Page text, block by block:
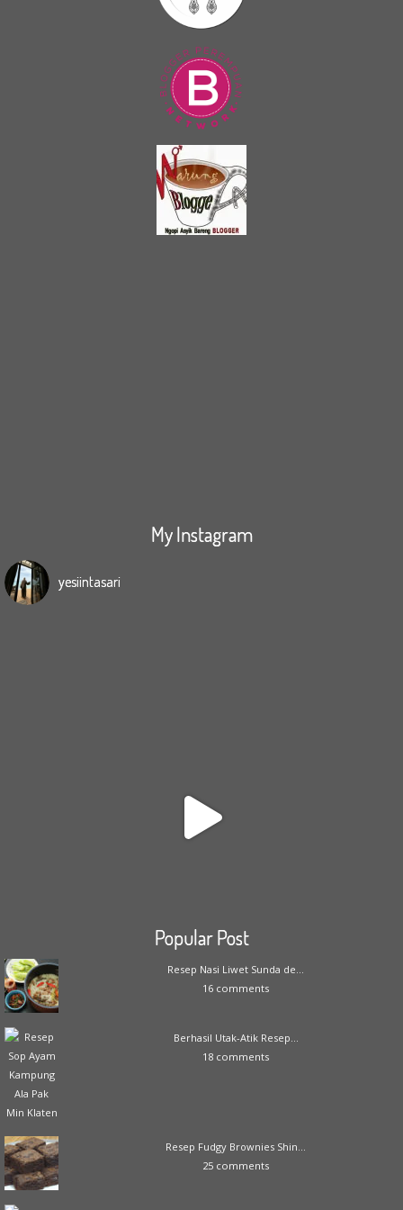
My Instagram
yesiintasari
Popular Post
Resep Nasi Liwet Sunda de...
16 comments
Berhasil Utak-Atik Resep...
18 comments
Resep Fudgy Brownies Shin...
25 comments